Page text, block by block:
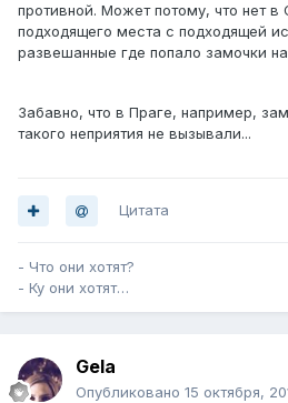
противной. Может потому, что нет
подходящего места с подходящей
развешанные где попало замочки
Забавно, что в Праге, например,
такого неприятия не вызывали...
Цитата
- Что они хотят?
- Ку они хотят…
Gela
Опубликовано 15 октября,